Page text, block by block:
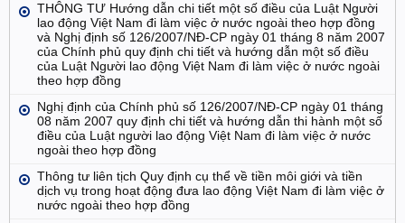
THÔNG TƯ Hướng dẫn chi tiết một số điều của Luật Người
lao động Việt Nam đi làm việc ở nước ngoài theo hợp đồng
và Nghị định số 126/2007/NĐ-CP ngày 01 tháng 8 năm 2007
của Chính phủ quy định chi tiết và hướng dẫn một số điều
của Luật Người lao động Việt Nam đi làm việc ở nước ngoài
theo hợp đồng
Nghị định của Chính phủ số 126/2007/NĐ-CP ngày 01 tháng
08 năm 2007 quy định chi tiết và hướng dẫn thi hành một số
điều của Luật người lao động Việt Nam đi làm việc ở nước
ngoài theo hợp đồng
Thông tư liên tịch Quy định cụ thể về tiền môi giới và tiền
dịch vụ trong hoạt động đưa lao động Việt Nam đi làm việc ở
nước ngoài theo hợp đồng